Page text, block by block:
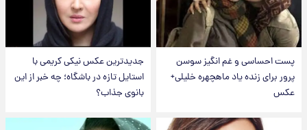
پست احساسی و غم انگیز سوسن
پرور برای زنده یاد ماهچهره خلیلی+
عکس
جدیدترین عکس نیکی کریمی با
استایل تازه در باشگاه؛ چه خبر از این
بانوی جذاب؟